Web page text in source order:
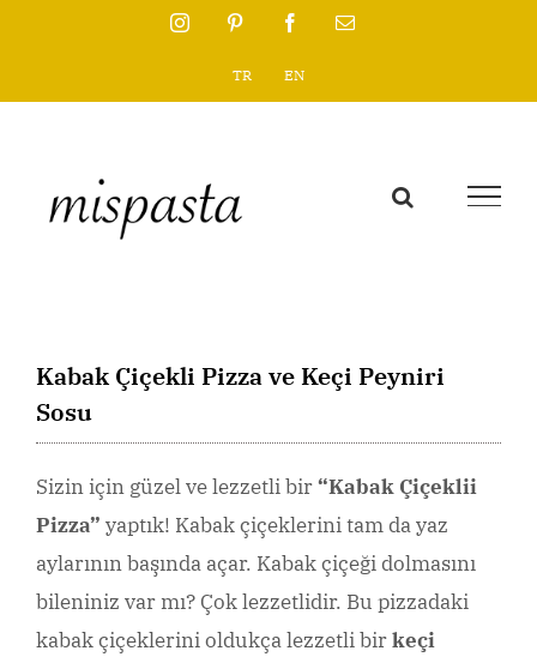
InstagramPinterest FacebookEmail
TR EN
Kabak Çiçekli Pizza ve Keçi Peyniri
Sosu
Sizin için güzel ve lezzetli bir“Kabak Çiçeklii
Pizza” yaptık! Kabak çiçeklerini tam da yaz
aylarının başında açar. Kabak çiçeği dolmasını
bileniniz var mı? Çok lezzetlidir. Bu pizzadaki
kabak çiçeklerini oldukça lezzetli birkeçi